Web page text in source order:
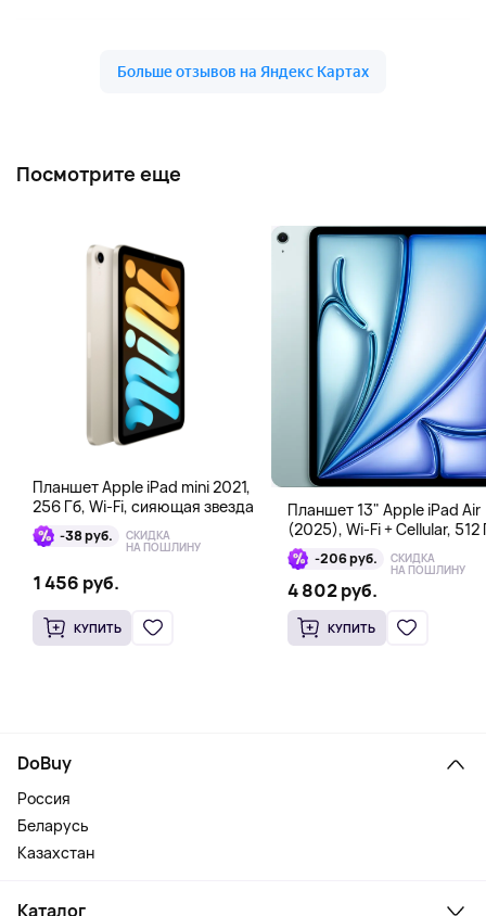
Посмотрите еще
Планшет Apple iPad mini 2021,
256 Гб, Wi-Fi, сияющая звезда
-38 руб. СКИДКА
НА ПОШЛИНУ
1 456 руб.
КУПИТЬ
Планшет 13" Apple iPad Air
(2025), Wi-Fi + Cellular, 512
голубой-206 руб. СКИДКА
НА ПОШЛИНУ
4 802 руб.
КУПИТЬ
DoBuy
Россия
Беларусь
Казахстан
Каталог